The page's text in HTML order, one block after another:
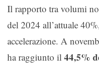
Il rapporto tra volumi
del 2024 all’attuale
accelerazione. A
ha raggiunto il 44,5%